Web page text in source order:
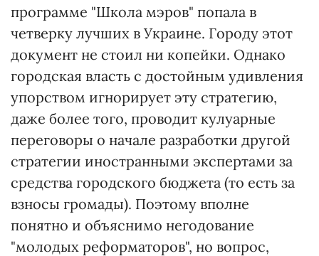
программе "Школа мэров" попала в
четверку лучших в Украине. Городу этот
документ не стоил ни копейки. Однако
городская власть с достойным удивления
упорством игнорирует эту стратегию,
даже более того, проводит кулуарные
переговоры о начале разработки другой
стратегии иностранными экспертами за
средства городского бюджета (то есть за
взносы громады). Поэтому вполне
понятно и объяснимо негодование
"молодых реформаторов", но вопрос,